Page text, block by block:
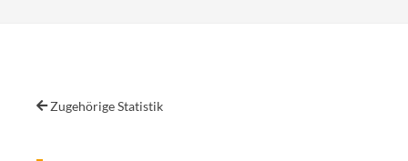
Zugehörige Statistik